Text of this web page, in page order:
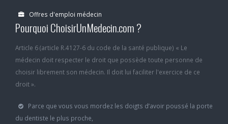
Offres d'emploi médecin
Pourquoi ChoisirUnMedecin.com ?
Article 6 (article R.4127-6 du code de la santé publique) « Le
médecin doit respecter le droit que possède toute personne de
choisir librement son médecin. Il doit lui faciliter l'exercice de ce
droit ».
Parce que vous vous mordez les doigts d’avoir poussé la porte
du dentiste le plus proche,